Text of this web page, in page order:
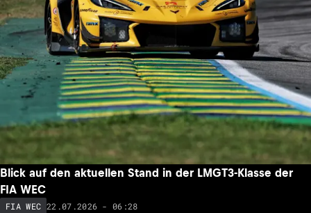
Blick auf den aktuellen Stand in der LMGT3-Klasse der
FIA WEC
FIA WEC 22.07.2026 - 06:28